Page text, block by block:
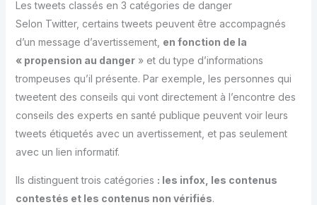
Les tweets classés en 3 catégories de danger
Selon Twitter, certains tweets peuvent être accompagnés
d’un message d’avertissement, en fonction de la
« propension au danger» et du type d’informations
trompeuses qu’il présente. Par exemple, les personnes qui
tweetent des conseils qui vont directement à l’encontre des
conseils des experts en santé publique peuvent voir leurs
tweets étiquetés avec un avertissement, et pas seulement
avec un lien informatif.
Ils distinguent trois catégories : les infox, les contenus
contestés et les contenus non vérifiés.